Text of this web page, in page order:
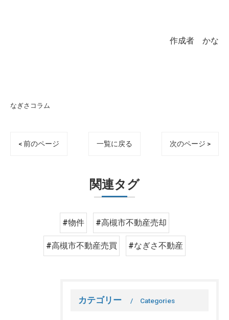
作成者 かな
なぎさコラム
< 前のページ 一覧に戻る 次のページ >
関連タグ
#物件 #高槻市不動産売却
#高槻市不動産売買 #なぎさ不動産
カテゴリー Categories